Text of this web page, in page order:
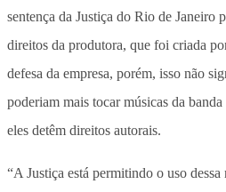
sentença da Justiça do Rio de Janeiro
direitos da produtora, que foi criada
defesa da empresa, porém, isso não
poderiam mais tocar músicas da
eles detêm direitos autorais.
“A Justiça está permitindo o uso